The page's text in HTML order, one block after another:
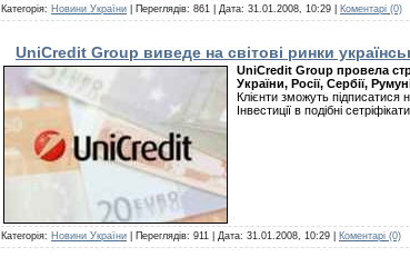
Категорія: Новини України | Переглядів: 861 | Дата: 31.01.2008, 10:29 Коментарі (0)
UniCredit Group виведе на світові ринки
UniCredit Group провела
України, Росії, Сербії,
Клієнти зможуть підписатися
Інвестиції в подібні
Категорія: Новини України | Переглядів: 911 | Дата: 31.01.2008, 10:29 Коментарі (0)